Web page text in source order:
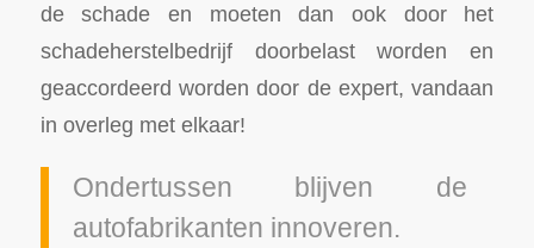
de schade en moeten dan ook door het
schadeherstelbedrijf doorbelast worden en
geaccordeerd worden door de expert, vandaan
in overleg met elkaar!
Ondertussen blijven de
autofabrikanten innoveren.